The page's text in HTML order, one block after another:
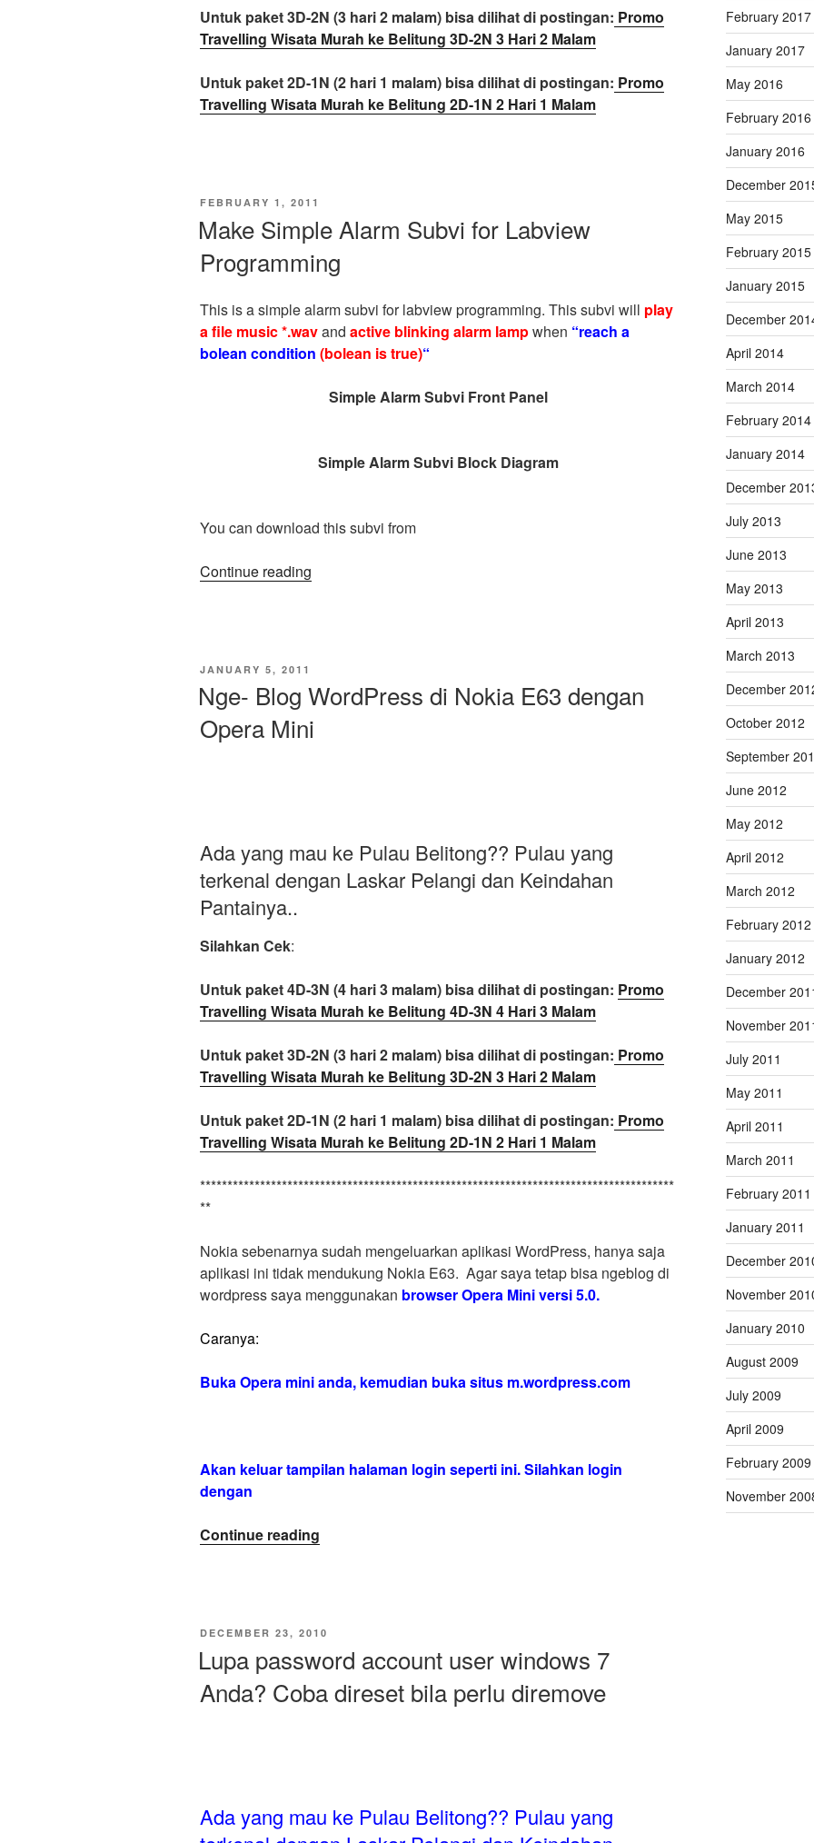
Untuk paket 3D-2N (3 hari 2 malam) bisa dilihat di postingan: Promo
Travelling Wisata Murah ke Belitung 3D-2N 3 Hari 2 Malam
Untuk paket 2D-1N (2 hari 1 malam) bisa dilihat di postingan: Promo
Travelling Wisata Murah ke Belitung 2D-1N 2 Hari 1 Malam
POSTED
FEBRUARY 1, 2011
Make Simple Alarm Subvi for Labview
Programming
This is a simple alarm subvi for labview programming. This subvi will play
a file music *.wavand active blinking alarm lampwhen “reach a
bolean condition (bolean is true)“
Simple Alarm Subvi Front Panel
Simple Alarm Subvi Block Diagram
You can download this subvi from
Continue reading
Programming”
POSTED
JANUARY 5, 2011
Nge- Blog WordPress di Nokia E63 dengan
Opera Mini
Ada yang mau ke Pulau Belitong?? Pulau yang
terkenal dengan Laskar Pelangi dan Keindahan
Pantainya..
Silahkan Cek:
Untuk paket 4D-3N (4 hari 3 malam) bisa dilihat di postingan: Promo
Travelling Wisata Murah ke Belitung 4D-3N 4 Hari 3 Malam
Untuk paket 3D-2N (3 hari 2 malam) bisa dilihat di postingan: Promo
Travelling Wisata Murah ke Belitung 3D-2N 3 Hari 2 Malam
Untuk paket 2D-1N (2 hari 1 malam) bisa dilihat di postingan: Promo
Travelling Wisata Murah ke Belitung 2D-1N 2 Hari 1 Malam
***************************************************************************************
**
Nokia sebenarnya sudah mengeluarkan aplikasi WordPress, hanya saja
aplikasi ini tidak mendukung Nokia E63. Agar saya tetap bisa ngeblog di
wordpress saya menggunakan browser Opera Mini versi 5.0.
Caranya:
Buka Opera mini anda, kemudian buka situs m.wordpress.com
Akan keluar tampilan halaman login seperti ini. Silahkan login
dengan
Continue reading
E63
dengan
Opera
Mini”
POSTED
DECEMBER 23, 2010
Lupa password account user windows 7
Anda? Coba direset bila perlu diremove
Ada yang mau ke Pulau Belitong?? Pulau yang
February 2017
January 2017
May 2016
February 2016
January 2016
December
May 2015
February 2015
January 2015
December
April 2014
March 2014
February 2014
January 2014
December
July 2013
June 2013
May 2013
April 2013
March 2013
December
October 2012
September
June 2012
May 2012
April 2012
March 2012
February 2012
January 2012
December
November
July 2011
May 2011
April 2011
March 2011
February 2011
January 2011
December
November
January 2010
August 2009
July 2009
April 2009
February 2009
November